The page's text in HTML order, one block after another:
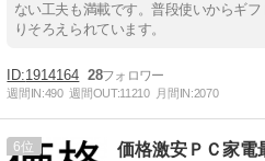
ない工夫も満載です。普段使いからギ
りそろえられています。
1914164 28
週間IN:490 週間OUT:11210 月間IN:2070
6 価格激安ＰＣ家電